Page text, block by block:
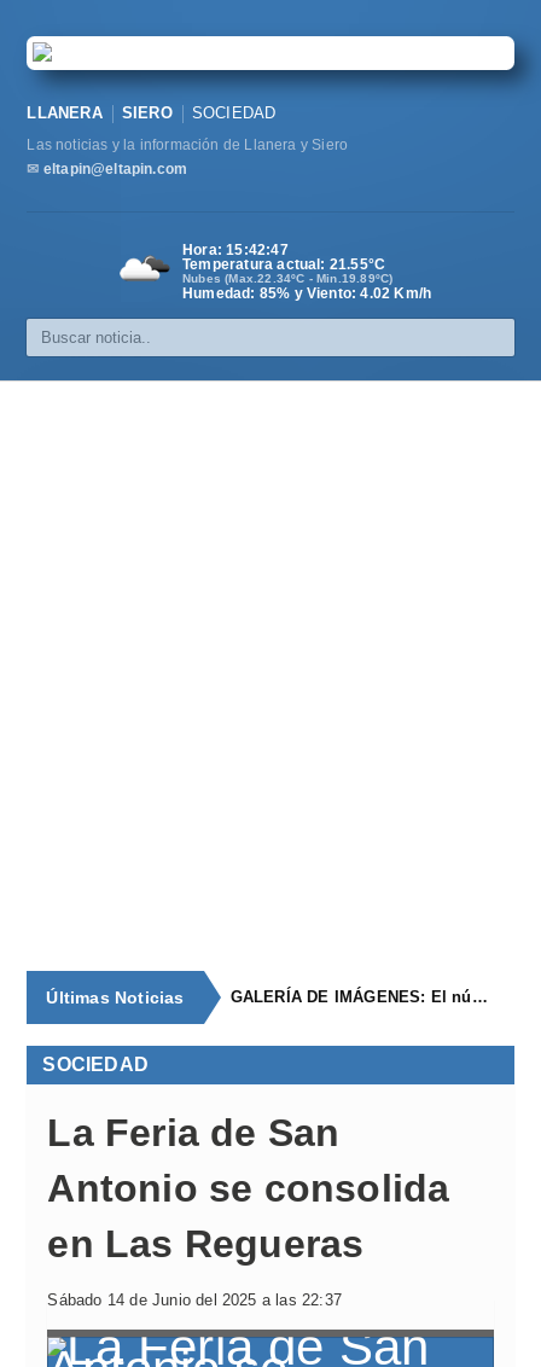
LLANERA SIERO SOCIEDAD
Las noticias y la información de Llanera y Siero
✉ eltapin@eltapin.com
Hora:15:42:47
Temperatura actual: 21.55°C
Nubes (Max.22.34ºC - Min.19.89ºC)
Humedad: 85% y Viento: 4.02 Km/h
Últimas Noticias GALERÍA DE IMÁGENES: El núcleo de población de época romana con continuidad
SOCIEDAD
La Feria de San
Antonio se consolida
en Las Regueras
Sábado 14 de Junio del 2025 a las 22:37